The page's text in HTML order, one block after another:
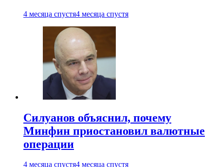
4 месяца спустя4 месяца спустя
Силуанов объяснил, почему
Минфин приостановил валютные
операции
4 месяца спустя4 месяца спустя